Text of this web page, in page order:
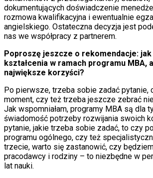
dokumentujących doświadczenie
rozmowa kwalifikacyjna i ewentualnie
angielskiego. Ostateczna decyzja jest
nas we współpracy z partnerem.
Poproszę jeszcze o rekomendacje: jak
kształcenia w ramach programu MBA,
największe korzyści?
Po pierwsze, trzeba sobie zadać pytanie,
moment, czy też trzeba jeszcze zebrać
Jak wspomniałam, programy MBA są dla
świadomość potrzeby rozwijania swoich
pytanie, jakie trzeba sobie zadać, to czy
programu ogólnego, czy też
trzecie, warto się zastanowić, czy
pracodawcy i rodziny – to niezbędne w
lat nauki.